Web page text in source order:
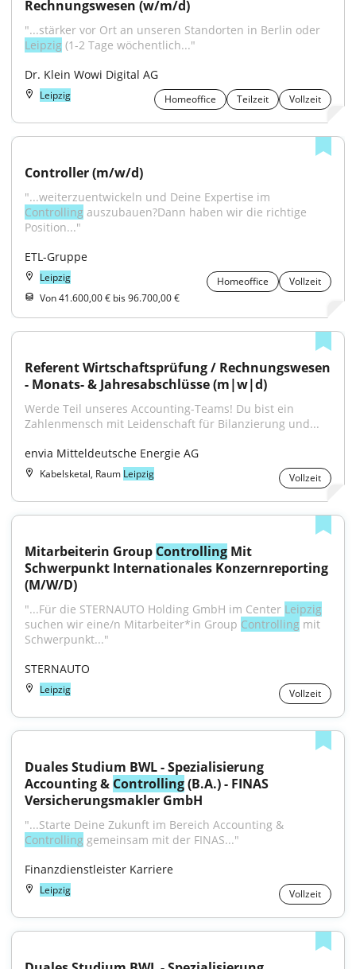
Rechnungswesen (w/m/d)
Leipzig (1-2 Tage wöchentlich..."
Dr. Klein Wowi Digital AG
Leipzig Homeoffice Teilzeit Vollzeit
Controller (m/w/d)
Controlling auszubauen?Dann haben wir die richtige
Position..."
ETL-Gruppe
Leipzig Homeoffice
Vollzeit
Von 41.600,00 € bis 96.700,00 €
Referent Wirtschaftsprüfung / Rechnungswesen
- Monats- & Jahresabschlüsse (m|w|d)
Werde Teil unseres Accounting-Teams! Du bist ein
Zahlenmensch mit Leidenschaft für Bilanzierung und...
envia Mitteldeutsche Energie AG
Kabelsketal, Raum Leipzig Vollzeit
Mitarbeiterin Group Controlling Mit
Schwerpunkt Internationales Konzernreporting
(M/W/D)
"...Für die STERNAUTO Holding GmbH im Center Leipzig
suchen wir eine/n Mitarbeiter*in Group Controlling mit
Schwerpunkt..."
STERNAUTO
Leipzig Vollzeit
Duales Studium BWL - Spezialisierung
Accounting & Controlling (B.A.) - FINAS
Versicherungsmakler GmbH
Controlling gemeinsam mit der FINAS..."
Finanzdienstleister Karriere
Leipzig Vollzeit